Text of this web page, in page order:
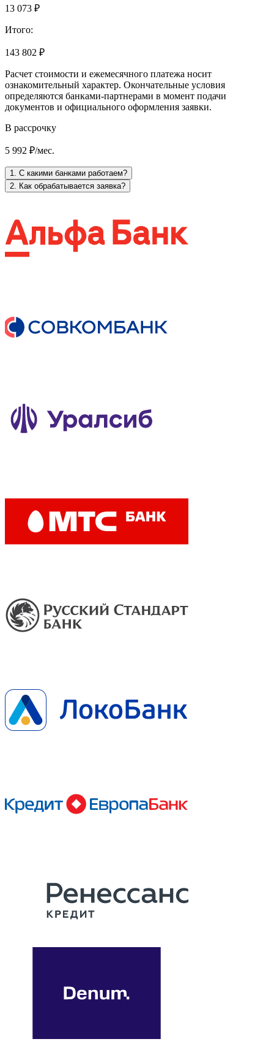
13 073 ₽
Итого:
143 802 ₽
Расчет стоимости и ежемесячного платежа носит
ознакомительный характер. Окончательные условия
определяются банками-партнерами в момент подачи
документов и официального оформления заявки.
В рассрочку
5 992 ₽/мес.
1. С какими банками работаем?
2. Как обрабатывается заявка?